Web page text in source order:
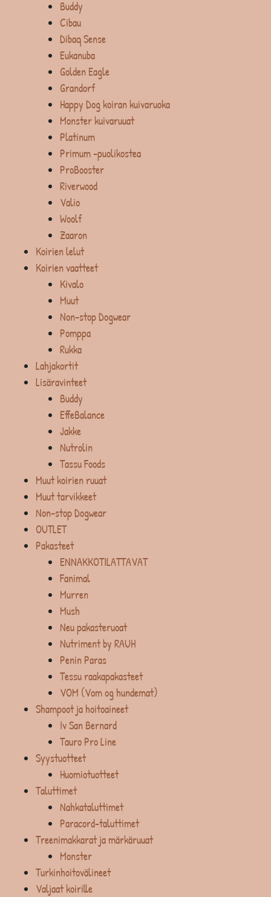
Buddy
Cibau
Dibaq Sense
Eukanuba
Golden Eagle
Grandorf
Happy Dog koiran kuivaruoka
Monster kuivaruuat
Platinum
Primum -puolikostea
ProBooster
Riverwood
Valio
Woolf
Zaaron
Koirien lelut
Koirien vaatteet
Kivalo
Muut
Non-stop Dogwear
Pomppa
Rukka
Lahjakortit
Lisäravinteet
Buddy
EffeBalance
Jakke
Nutrolin
Tassu Foods
Muut koirien ruuat
Muut tarvikkeet
Non-stop Dogwear
OUTLET
Pakasteet
ENNAKKOTILATTAVAT
Fanimal
Murren
Mush
Neu pakasteruoat
Nutriment by RAUH
Penin Paras
Tessu raakapakasteet
VOM (Vom og hundemat)
Shampoot ja hoitoaineet
Iv San Bernard
Tauro Pro Line
Syystuotteet
Huomiotuotteet
Taluttimet
Nahkataluttimet
Paracord-taluttimet
Treenimakkarat ja märkäruuat
Monster
Turkinhoitovälineet
Valjaat koirille